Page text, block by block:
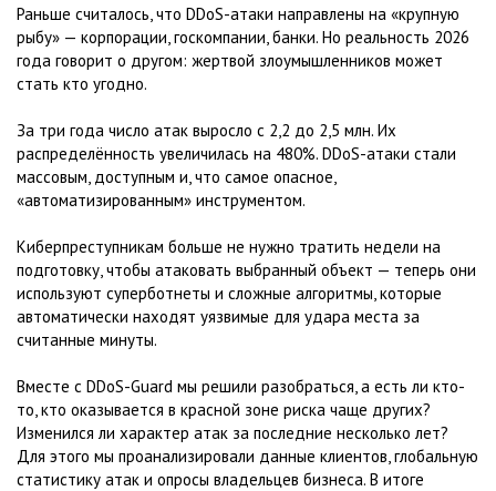
Раньше считалось, что DDoS-атаки направлены на «крупную
рыбу» — корпорации, госкомпании, банки. Но реальность 2026
года говорит о другом: жертвой злоумышленников может
стать кто угодно.
За три года число атак выросло с 2,2 до 2,5 млн. Их
распределённость увеличилась на 480%. DDoS-атаки стали
массовым, доступным и, что самое опасное,
«автоматизированным» инструментом.
Киберпреступникам больше не нужно тратить недели на
подготовку, чтобы атаковать выбранный объект — теперь они
используют суперботнеты и сложные алгоритмы, которые
автоматически находят уязвимые для удара места за
считанные минуты.
Вместе с DDoS-Guard мы решили разобраться, а есть ли кто-
то, кто оказывается в красной зоне риска чаще других?
Изменился ли характер атак за последние несколько лет?
Для этого мы проанализировали данные клиентов, глобальную
статистику атак и опросы владельцев бизнеса. В итоге